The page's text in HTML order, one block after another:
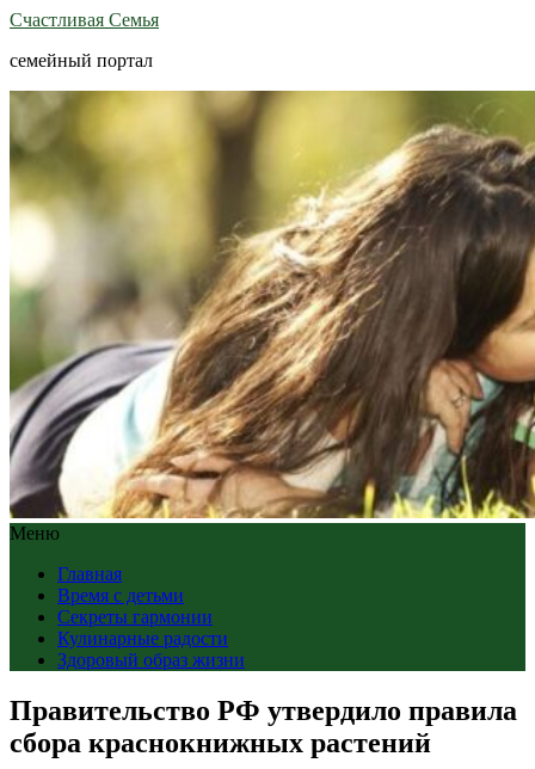
Счастливая Семья
семейный портал
Меню
Главная
Время с детьми
Секреты гармонии
Кулинарные радости
Здоровый образ жизни
Правительство РФ утвердило правила
сбора краснокнижных растений